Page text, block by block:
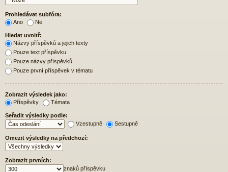
Prohledávat subfóra:
Ano
Ne
Hledat uvnitř:
Názvy příspěvků a jejich texty
Pouze text příspěvku
Pouze názvy příspěvků
Pouze první příspěvek v tématu
Zobrazit výsledek jako:
Příspěvky
Témata
Seřadit výsledky podle:
Vzestupně
Sestupně
Omezit výsledky na předchozí:
Zobrazit prvních:
znaků příspěvku